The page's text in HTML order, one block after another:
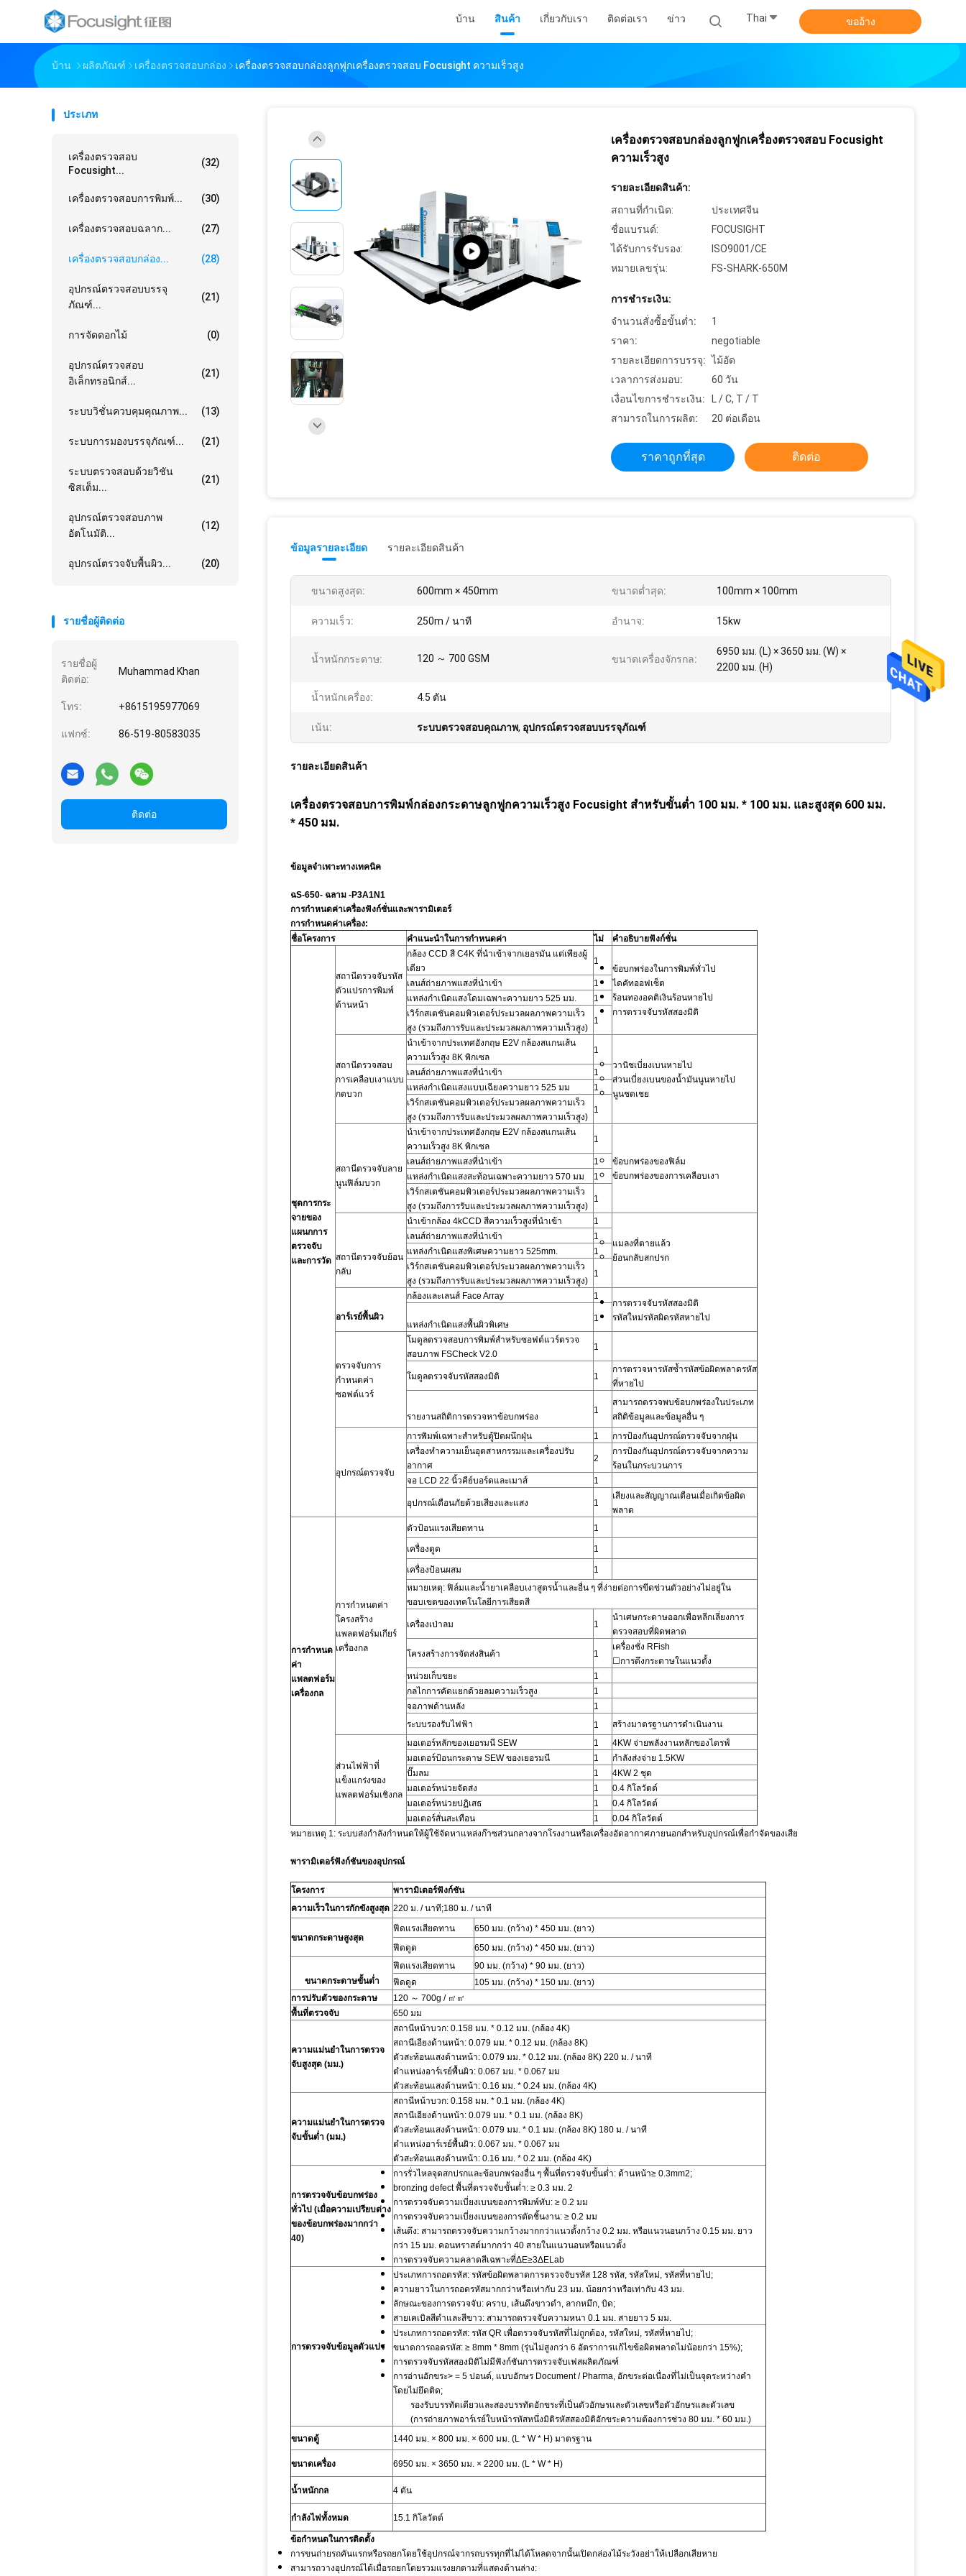
บ้าน สินค้า เกี่ยวกับเรา ติดต่อเรา ข่าว Thai ขออ้าง
บ้าน ผลิตภัณฑ์ เครื่องตรวจสอบกล่อง เครื่องตรวจสอบกล่องลูกฟูกเครื่องตรวจสอบ Focusight ความเร็วสูง
ประเภท
เครื่องตรวจสอบ
Focusight...
(32)
เครื่องตรวจสอบการพิมพ์... (30)
เครื่องตรวจสอบฉลาก... (27)
เครื่องตรวจสอบกล่อง... (28)
อุปกรณ์ตรวจสอบบรรจุ
ภัณฑ์...
(21)
การจัดดอกไม้ (0)
อุปกรณ์ตรวจสอบ
อิเล็กทรอนิกส์...
(21)
ระบบวิชั่นควบคุมคุณภาพ... (13)
ระบบการมองบรรจุภัณฑ์... (21)
ระบบตรวจสอบด้วยวิชัน
ซิสเต็ม...
(21)
อุปกรณ์ตรวจสอบภาพ
อัตโนมัติ...
(12)
อุปกรณ์ตรวจจับพื้นผิว... (20)
รายชื่อผู้ติดต่อ
รายชื่อผู้
ติดต่อ:
Muhammad Khan
โทร: +8615195977069
แฟกซ์: 86-519-80583035
ติดต่อ
เครื่องตรวจสอบกล่องลูกฟูกเครื่องตรวจสอบ Focusight
ความเร็วสูง
รายละเอียดสินค้า:
สถานที่กำเนิด:
ประเทศจีน
ชื่อแบรนด์:
FOCUSIGHT
ได้รับการรับรอง:
ISO9001/CE
หมายเลขรุ่น:
FS-SHARK-650M
การชำระเงิน:
จำนวนสั่งซื้อขั้นต่ำ:
1
ราคา:
negotiable
รายละเอียดการบรรจุ: ไม้อัด
เวลาการส่งมอบ:
60 วัน
เงื่อนไขการชำระเงิน:
L / C, T / T
สามารถในการผลิต:
20 ต่อเดือน
ราคาถูกที่สุด ติดต่อ
ข้อมูลรายละเอียด รายละเอียดสินค้า
ขนาดสูงสุด: 600mm × 450mm ขนาดต่ำสุด: 100mm × 100mm
ความเร็ว: 250m / นาที อำนาจ: 15kw
น้ำหนักกระดาษ: 120 ～ 700 GSM ขนาดเครื่องจักรกล:
6950 มม. (L) × 3650 มม. (W) ×
2200 มม. (H)
น้ำหนักเครื่อง: 4.5 ตัน
เน้น: ระบบตรวจสอบคุณภาพ, อุปกรณ์ตรวจสอบบรรจุภัณฑ์
รายละเอียดสินค้า
เครื่องตรวจสอบการพิมพ์กล่องกระดาษลูกฟูกความเร็วสูง Focusight สำหรับขั้นต่ำ 100 มม. * 100 มม. และสูงสุด 600 มม.
* 450 มม.
ข้อมูลจำเพาะทางเทคนิค
ฉS-650- ฉลาม -P3A1N1
การกำหนดค่าเครื่องฟังก์ชั่นและพารามิเตอร์
การกำหนดค่าเครื่อง:
ชื่อโครงการ
คำแนะนำในการกำหนดค่า ไม่ คำอธิบายฟังก์ชั่น
ชุดการกระ
จายของ
แผนกการ
ตรวจจับ
และการวัด
สถานีตรวจจับรหัส
ตัวแปรการพิมพ์
ด้านหน้า
กล้อง CCD สี C4K ที่นำเข้าจากเยอรมัน แต่เพียงผู้
เดียว
1
ข้อบกพร่องในการพิมพ์ทั่วไป
ไดคัทออฟเซ็ต
ร้อนทองอคติเงินร้อนหายไป
การตรวจจับรหัสสองมิติ
เลนส์ถ่ายภาพแสงที่นำเข้า
1
แหล่งกำเนิดแสงโดมเฉพาะความยาว 525 มม.
1
เวิร์กสเตชันคอมพิวเตอร์ประมวลผลภาพความเร็ว
สูง (รวมถึงการรับและประมวลผลภาพความเร็วสูง)
1
สถานีตรวจสอบ
การเคลือบเงาแบบ
กดบวก
นำเข้าจากประเทศอังกฤษ E2V กล้องสแกนเส้น
ความเร็วสูง 8K พิกเซล
1
วานิชเบี่ยงเบนหายไป
ส่วนเบี่ยงเบนของน้ำมันนูนหายไป
นูนชดเชย
เลนส์ถ่ายภาพแสงที่นำเข้า
1
แหล่งกำเนิดแสงแบบเฉียงความยาว 525 มม
1
เวิร์กสเตชันคอมพิวเตอร์ประมวลผลภาพความเร็ว
สูง (รวมถึงการรับและประมวลผลภาพความเร็วสูง)
1
สถานีตรวจจับลาย
นูนฟิล์มบวก
นำเข้าจากประเทศอังกฤษ E2V กล้องสแกนเส้น
ความเร็วสูง 8K พิกเซล
1
ข้อบกพร่องของฟิล์ม
ข้อบกพร่องของการเคลือบเงา
เลนส์ถ่ายภาพแสงที่นำเข้า
1
แหล่งกำเนิดแสงสะท้อนเฉพาะความยาว 570 มม
1
เวิร์กสเตชันคอมพิวเตอร์ประมวลผลภาพความเร็ว
สูง (รวมถึงการรับและประมวลผลภาพความเร็วสูง)
1
สถานีตรวจจับย้อน
กลับ
นำเข้ากล้อง 4kCCD สีความเร็วสูงที่นำเข้า 1
แมลงที่ตายแล้ว
ย้อนกลับสกปรก
เลนส์ถ่ายภาพแสงที่นำเข้า
1
แหล่งกำเนิดแสงพิเศษความยาว 525mm.
1
เวิร์กสเตชันคอมพิวเตอร์ประมวลผลภาพความเร็ว
สูง (รวมถึงการรับและประมวลผลภาพความเร็วสูง)
1
อาร์เรย์พื้นผิว
กล้องและเลนส์ Face Array 1
การตรวจจับรหัสสองมิติ
รหัสใหม่รหัสผิดรหัสหายไป
แหล่งกำเนิดแสงพื้นผิวพิเศษ
1
ตรวจจับการ
กำหนดค่า
ซอฟต์แวร์
โมดูลตรวจสอบการพิมพ์สำหรับซอฟต์แวร์ตรวจ
สอบภาพ FSCheck V2.0
1
โมดูลตรวจจับรหัสสองมิติ 1
การตรวจหารหัสซ้ำรหัสข้อผิดพลาดรหัส
ที่หายไป
รายงานสถิติการตรวจหาข้อบกพร่อง
1
สามารถตรวจพบข้อบกพร่องในประเภท
สถิติข้อมูลและข้อมูลอื่น ๆ
อุปกรณ์ตรวจจับ
การพิมพ์เฉพาะสำหรับตู้ปิดผนึกฝุ่น 1
การป้องกันอุปกรณ์ตรวจจับจากฝุ่น
เครื่องทำความเย็นอุตสาหกรรมและเครื่องปรับ
อากาศ
2
การป้องกันอุปกรณ์ตรวจจับจากความ
ร้อนในกระบวนการ
จอ LCD 22 นิ้วคีย์บอร์ดและเมาส์
1
อุปกรณ์เตือนภัยด้วยเสียงและแสง 1
เสียงและสัญญาณเตือนเมื่อเกิดข้อผิด
พลาด
การกำหนด
ค่า
แพลตฟอร์ม
เครื่องกล
การกำหนดค่า
โครงสร้าง
แพลตฟอร์มเกียร์
เครื่องกล
ตัวป้อนแรงเสียดทาน 1
เครื่องดูด 1
เครื่องป้อนผสม
1
หมายเหตุ: ฟิล์มและน้ำยาเคลือบเงาสูตรน้ำและอื่น ๆ ที่ง่ายต่อการขีดข่วนตัวอย่างไม่อยู่ใน
ขอบเขตของเทคโนโลยีการเสียดสี
เครื่องเป่าลม 1
นำเศษกระดาษออกเพื่อหลีกเลี่ยงการ
ตรวจสอบที่ผิดพลาด
โครงสร้างการจัดส่งสินค้า 1
เครื่องชั่ง RFish
☐การดึงกระดาษในแนวตั้ง
หน่วยเก็บขยะ
1
กลไกการคัดแยกด้วยลมความเร็วสูง
1
จอภาพด้านหลัง
1
ระบบรองรับไฟฟ้า
1 สร้างมาตรฐานการดำเนินงาน
ส่วนไฟฟ้าที่
แข็งแกร่งของ
แพลตฟอร์มเชิงกล
มอเตอร์หลักของเยอรมนี SEW 1
4KW จ่ายพลังงานหลักของไดรฟ์
มอเตอร์ป้อนกระดาษ SEW ของเยอรมนี
1
กำลังส่งจ่าย 1.5KW
ปั๊มลม
1
4KW 2 ชุด
มอเตอร์หน่วยจัดส่ง
1
0.4 กิโลวัตต์
มอเตอร์หน่วยปฏิเสธ
1
0.4 กิโลวัตต์
มอเตอร์สั่นสะเทือน
1
0.04 กิโลวัตต์
หมายเหตุ 1: ระบบส่งกำลังกำหนดให้ผู้ใช้จัดหาแหล่งก๊าซส่วนกลางจากโรงงานหรือเครื่องอัดอากาศภายนอกสำหรับอุปกรณ์เพื่อกำจัดของเสีย
พารามิเตอร์ฟังก์ชันของอุปกรณ์
โครงการ
พารามิเตอร์ฟังก์ชัน
ความเร็วในการกักขังสูงสุด 220 ม. / นาที;180 ม. / นาที
ขนาดกระดาษสูงสุด
ฟีดแรงเสียดทาน
650 มม. (กว้าง) * 450 มม. (ยาว)
ฟีดดูด
650 มม. (กว้าง) * 450 มม. (ยาว)
ขนาดกระดาษขั้นต่ำ
ฟีดแรงเสียดทาน
90 มม. (กว้าง) * 90 มม. (ยาว)
ฟีดดูด
105 มม. (กว้าง) * 150 มม. (ยาว)
การปรับตัวของกระดาษ
120 ～ 700g / ㎡㎡
พื้นที่ตรวจจับ
650 มม
ความแม่นยำในการตรวจ
จับสูงสุด (มม.)
สถานีหน้าบวก: 0.158 มม. * 0.12 มม. (กล้อง 4K)
สถานีเอียงด้านหน้า: 0.079 มม. * 0.12 มม. (กล้อง 8K)
ตัวสะท้อนแสงด้านหน้า: 0.079 มม. * 0.12 มม. (กล้อง 8K) 220 ม. / นาที
ตำแหน่งอาร์เรย์พื้นผิว: 0.067 มม. * 0.067 มม
ตัวสะท้อนแสงด้านหน้า: 0.16 มม. * 0.24 มม. (กล้อง 4K)
ความแม่นยำในการตรวจ
จับขั้นต่ำ (มม.)
สถานีหน้าบวก: 0.158 มม. * 0.1 มม. (กล้อง 4K)
สถานีเอียงด้านหน้า: 0.079 มม. * 0.1 มม. (กล้อง 8K)
ตัวสะท้อนแสงด้านหน้า: 0.079 มม. * 0.1 มม. (กล้อง 8K) 180 ม. / นาที
ตำแหน่งอาร์เรย์พื้นผิว: 0.067 มม. * 0.067 มม
ตัวสะท้อนแสงด้านหน้า: 0.16 มม. * 0.2 มม. (กล้อง 4K)
การตรวจจับข้อบกพร่อง
ทั่วไป (เมื่อความเปรียบต่าง
ของข้อบกพร่องมากกว่า
40)
การรั่วไหลจุดสกปรกและข้อบกพร่องอื่น ๆ พื้นที่ตรวจจับขั้นต่ำ: ด้านหน้า≥ 0.3mm2;
bronzing defect พื้นที่ตรวจจับขั้นต่ำ: ≥ 0.3 มม. 2
การตรวจจับความเบี่ยงเบนของการพิมพ์ทับ: ≥ 0.2 มม
การตรวจจับความเบี่ยงเบนของการตัดชิ้นงาน: ≥ 0.2 มม
เส้นดึง: สามารถตรวจจับความกว้างมากกว่าแนวตั้งกว้าง 0.2 มม. หรือแนวนอนกว้าง 0.15 มม. ยาว
กว่า 15 มม. คอนทราสต์มากกว่า 40 สายในแนวนอนหรือแนวตั้ง
การตรวจจับความคลาดสีเฉพาะที่ΔE≥3ΔELab
การตรวจจับข้อมูลตัวแปร
ประเภทการถอดรหัส: รหัสข้อผิดพลาดการตรวจจับรหัส 128 รหัส, รหัสใหม่, รหัสที่หายไป;
ความยาวในการถอดรหัสมากกว่าหรือเท่ากับ 23 มม. น้อยกว่าหรือเท่ากับ 43 มม.
ลักษณะของการตรวจจับ: คราบ, เส้นดึงขาวดำ, ลากหมึก, บิด;
สายเคเบิลสีดำและสีขาว: สามารถตรวจจับความหนา 0.1 มม. สายยาว 5 มม.
ประเภทการถอดรหัส: รหัส QR เพื่อตรวจจับรหัสที่ไม่ถูกต้อง, รหัสใหม่, รหัสที่หายไป;
ขนาดการถอดรหัส: ≥ 8mm * 8mm (รุ่นไม่สูงกว่า 6 อัตราการแก้ไขข้อผิดพลาดไม่น้อยกว่า 15%);
การตรวจจับรหัสสองมิติไม่มีฟังก์ชันการตรวจจับเฟสผลิตภัณฑ์
การอ่านอักขระ> = 5 ปอนด์, แบบอักษร Document / Pharma, อักขระต่อเนื่องที่ไม่เป็นจุดระหว่างคำ
โดยไม่ยึดติด;
รองรับบรรทัดเดียวและสองบรรทัดอักขระที่เป็นตัวอักษรและตัวเลขหรือตัวอักษรและตัวเลข
(การถ่ายภาพอาร์เรย์ใบหน้ารหัสหนึ่งมิติรหัสสองมิติอักขระความต้องการช่วง 80 มม. * 60 มม.)
ขนาดตู้
1440 มม. × 800 มม. × 600 มม. (L * W * H) มาตรฐาน
ขนาดเครื่อง 6950 มม. × 3650 มม. × 2200 มม. (L * W * H)
น้ำหนักกล 4 ตัน
กำลังไฟทั้งหมด 15.1 กิโลวัตต์
ข้อกำหนดในการติดตั้ง
การขนถ่ายรถคันแรกหรือรถยกโดยใช้อุปกรณ์จากรถบรรทุกที่ไม่ได้โหลดจากนั้นเปิดกล่องไม้ระวังอย่าให้เปลือกเสียหาย
สามารถวางอุปกรณ์ได้เมื่อรถยกโดยรวมแรงยกตามที่แสดงด้านล่าง: